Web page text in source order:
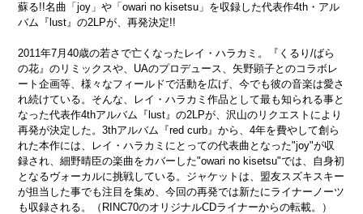
蘇る!!名曲「joy」や「owari no kisetsu」を収録した代表作4th・アル
バム『lust』の2LPが、再発決定!!
2011年7月40歳の若さで亡くなったレイ・ハラカミ。『くるり/ばら
の花』のリミックスや、UAのプロデュース、矢野顕子とのコラボレ
ート企画等、様々なフィールドで活動を広げ、今でも彼の音楽は愛さ
れ続けている。そんな、レイ・ハラカミ作品として最も知られる事と
なった代表作4thアルバム『lust』の2LPが、沢山のリクエストにより
再発が決定した。3thアルバム『red curb』から、4年を費やして創ら
れた本作には、レイ・ハラカミにとっての代表曲となった"joy"が収
録され、細野晴臣の楽曲をカバーした"owari no kisetsu"では、自身初
となるヴォーカルに挑戦している。ジャケットは、盟友スズキスキー
が担当した事でも注目を集め、今回の再発では新たにライナーノーツ
も収録される。（RINC70のオリジナルCDライナーからの転載。）